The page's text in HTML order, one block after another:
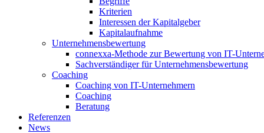
Kriterien
Interessen der Kapitalgeber
Kapitalaufnahme
Unternehmensbewertung
connexxa-Methode zur Bewertung von IT-
Sachverständiger für Unternehmensbewertung
Coaching
Coaching von IT-Unternehmern
Coaching
Beratung
Referenzen
News